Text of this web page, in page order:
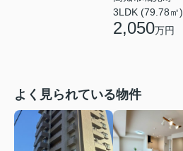
3LDK (79.78㎡)
2,050万円
よく見られている物件